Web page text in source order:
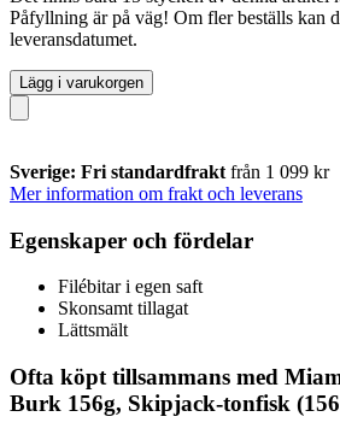
Påfyllning är på väg! Om fler beställs kan
leveransdatumet.
Lägg i varukorgen
Sverige: Fri standardfrakt från 1 099 kr
Mer information om frakt och leverans
Egenskaper och fördelar
Filébitar i egen saft
Skonsamt tillagat
Lättsmält
Ofta köpt tillsammans med
Burk 156g, Skipjack-tonfisk